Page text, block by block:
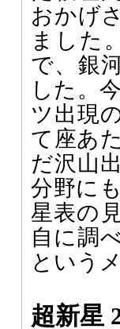
おかげ
ました
で、銀
した。
ツ出現
て座あ
だ沢山
分野に
星表の
自に調
という
超新星